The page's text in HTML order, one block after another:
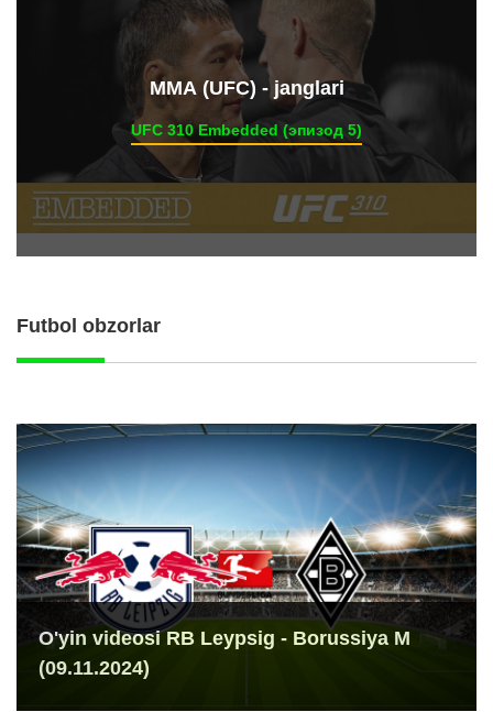
ММА (UFC) - janglari
UFC 310 Embedded (эпизод 5)
Futbol obzorlar
O'yin videosi RB Leypsig - Borussiya M
(09.11.2024)